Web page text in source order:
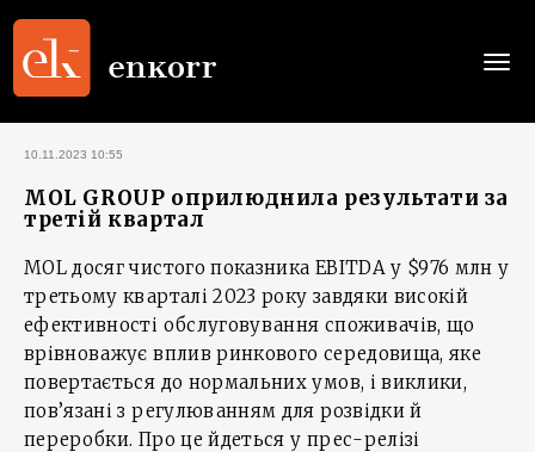
10.11.2023 10:55
MOL GROUP оприлюднила результати за
третій квартал
MOL досяг чистого показника EBITDA у $976 млн у
третьому кварталі 2023 року завдяки високій
ефективності обслуговування споживачів, що
врівноважує вплив ринкового середовища, яке
повертається до нормальних умов, і виклики,
пов’язані з регулюванням для розвідки й
переробки. Про це йдеться у прес-релізі